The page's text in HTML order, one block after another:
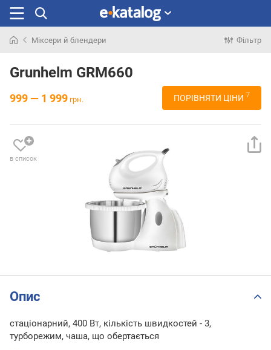
раніше
Міксери й блендери Фільтр
Grunhelm GRM660
999 — 1 999 грн. ПОРІВНЯТИ ЦІНИ 7
в список
Опис
стаціонарний, 400 Вт, кількість швидкостей - 3,
турборежим, чаша, що обертається